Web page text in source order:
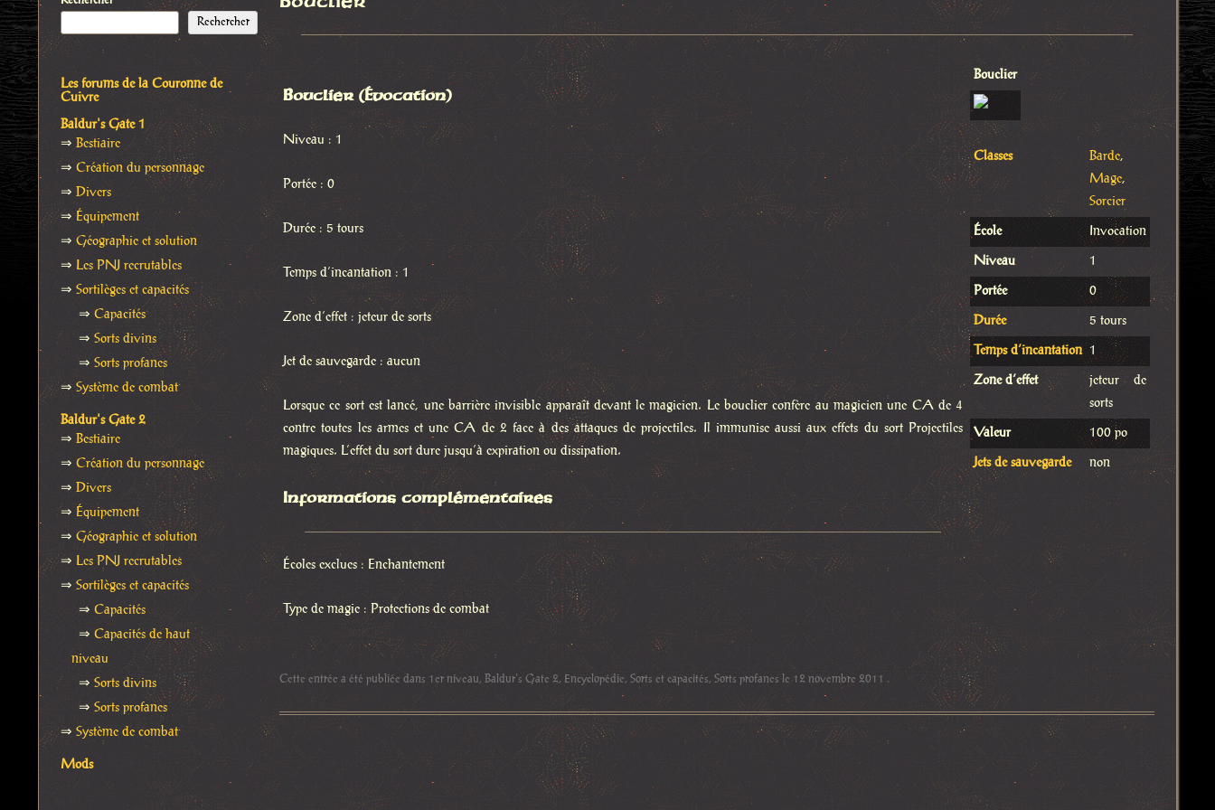
Bouclier (Évocation)
Niveau : 1
Portée : 0
Durée : 5 tours
Temps d’incantation : 1
Zone d’effet : jeteur de sorts
Jet de sauvegarde : aucun
Lorsque ce sort est lancé, une barrière invisible apparaît devant le magicien. Le bouclier confère au magicien une CA de 4
contre toutes les armes et une CA de 2 face à des attaques de projectiles. Il immunise aussi aux effets du sort Projectiles
magiques. L’effet du sort dure jusqu’à expiration ou dissipation.
Informations complémentaires
Écoles exclues : Enchantement
Type de magie : Protections de combat
Bouclier
Classes Barde,
Mage,
Sorcier
École Invocation
Niveau 1
Portée 0
Durée 5 tours
Temps d’incantation 1
Zone d’effet
jeteur de
sorts
Valeur 100 po
Jets de sauvegarde non
Cette entrée a été publiée dans 1er niveau, Baldur's Gate 2, Encyclopédie,Sorts et capacités,Sorts profanes le12 novembre 2011 .
Rechercher
Les forums de la Couronne de
Cuivre
Baldur's Gate 1
⇒Bestiaire
⇒Création du personnage
⇒Divers
⇒ Équipement
⇒Géographie et solution
⇒ Les PNJ recrutables
⇒Sortilèges et capacités
⇒Capacités
⇒Sorts divins
⇒Sorts profanes
⇒Système de combat
Baldur's Gate 2
⇒Bestiaire
⇒Création du personnage
⇒Divers
⇒ Équipement
⇒Géographie et solution
⇒ Les PNJ recrutables
⇒Sortilèges et capacités
⇒Capacités
⇒Capacités de haut
niveau
⇒Sorts divins
⇒Sorts profanes
⇒Système de combat
Mods